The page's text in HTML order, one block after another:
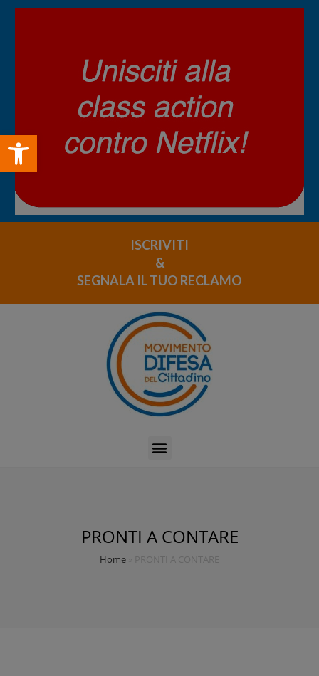
Open toolbar
ISCRIVITI
&
SEGNALA IL TUO RECLAMO
PRONTI A CONTARE
Home PRONTI A CONTARE